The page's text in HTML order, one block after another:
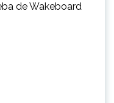
de Wakeboard